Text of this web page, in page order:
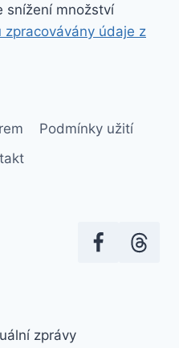
snížení množství
zpracovávány údaje z
Podmínky užití
zprávy